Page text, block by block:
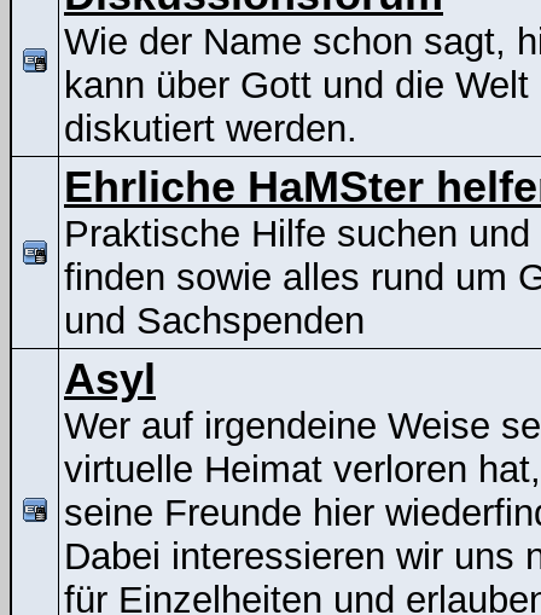
Wie der Name schon sagt,
kann über Gott und die Welt
diskutiert werden.
Ehrliche HaMSter
Praktische Hilfe suchen und
finden sowie alles rund um
und Sachspenden
Asyl
Wer auf irgendeine Weise
virtuelle Heimat verloren
seine Freunde hier
Dabei interessieren wir uns
für Einzelheiten und